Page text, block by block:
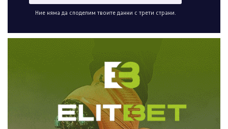
Ние няма да споделим твоите данни с трети страни.